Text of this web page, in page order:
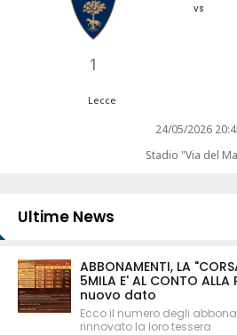
1
vs
Lecce
24/05/2026
Stadio "Via del
Ultime News
ABBONAMENTI, LA
5MILA E' AL CONTO
nuovo dato
Ecco il numero degli
rinnovato la loro tessera